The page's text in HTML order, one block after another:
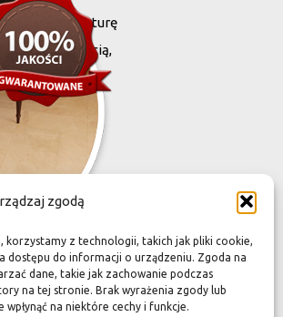
zgodą
korzystamy z technologii, takich jak pliki cookie,
dostępu do informacji o urządzeniu. Zgoda na
dane, takie jak zachowanie podczas
na tej stronie. Brak wyrażenia zgody lub
na niektóre cechy i funkcje.
przez naturę
grubością,